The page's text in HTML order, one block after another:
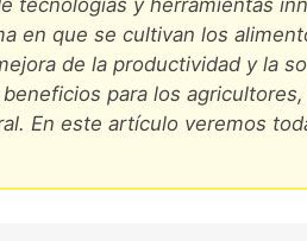
tecnologías y herramientas
en que se cultivan los
de la productividad y la
para los
En este artículo veremos